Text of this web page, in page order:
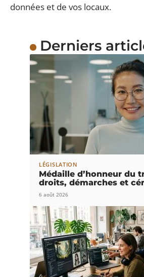
données et de vos locaux.
Derniers
LÉGISLATION
Médaille d’honneur du
droits, démarches et
6 août 2026